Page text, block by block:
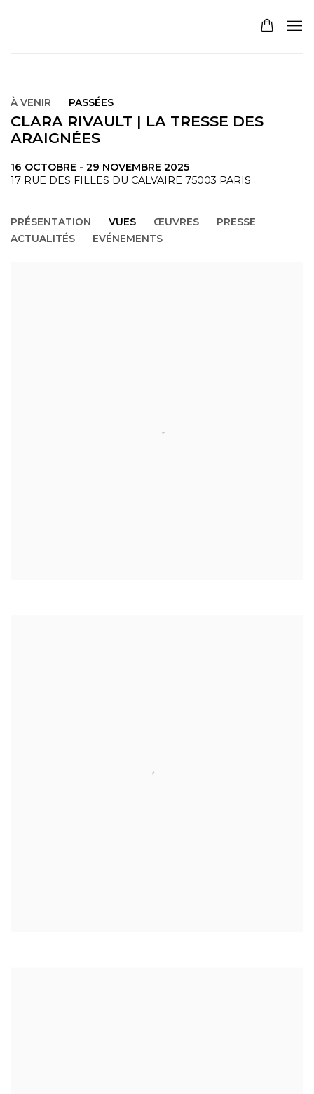
À VENIR PASSÉES
CLARA RIVAULT | LA TRESSE DES
ARAIGNÉES
16 OCTOBRE - 29 NOVEMBRE 2025
17 RUE DES FILLES DU CALVAIRE 75003 PARIS
PRÉSENTATION VUES ŒUVRES
PRESSE
ACTUALITÉS
EVÉNEMENTS